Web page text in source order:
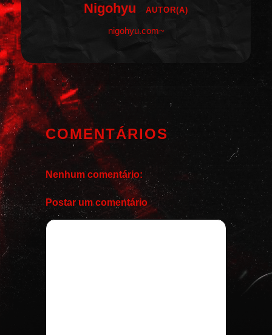
Nigohyu AUTOR(A)
nigohyu.com~
COMENTÁRIOS
Nenhum comentário:
Postar um comentário